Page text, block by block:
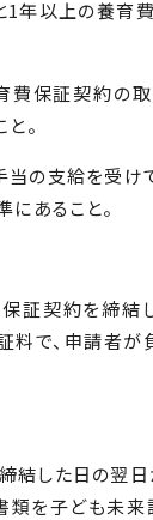
1年以上の養育
費保証契約の
。
の支給を受け
あること。
証契約を締結
料で、申請者が
結した日の翌日
類を子ども未来